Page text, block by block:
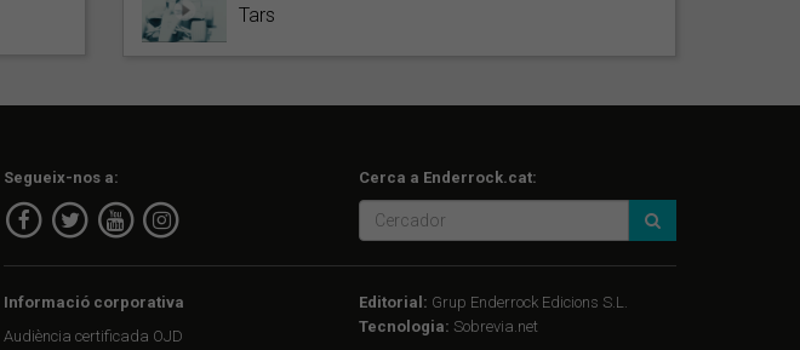
Tars
Segueix-nos a: Cerca a Enderrock.cat:
Informació corporativa
Audiència certificada OJD
Editorial: Grup Enderrock Edicions S.L.
Tecnologia: Sobrevia.net